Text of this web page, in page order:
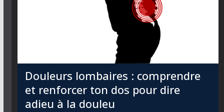
Douleurs lombaires : comprendre
et renforcer ton dos pour dire
adieu à la douleu